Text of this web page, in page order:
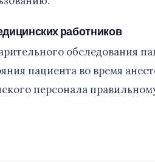
работников
обследования
пациента во время
персонала